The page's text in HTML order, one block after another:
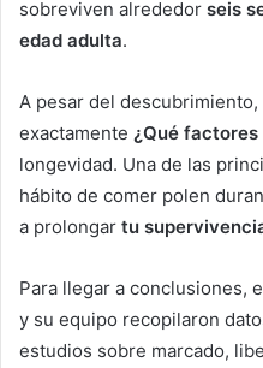
sobreviven alrededor seis
edad adulta.
A pesar del
exactamente ¿Qué factores
longevidad. Una de las
hábito de comer polen
a prolongar tu
Para llegar a conclusiones,
y su equipo recopilaron
estudios sobre marcado,